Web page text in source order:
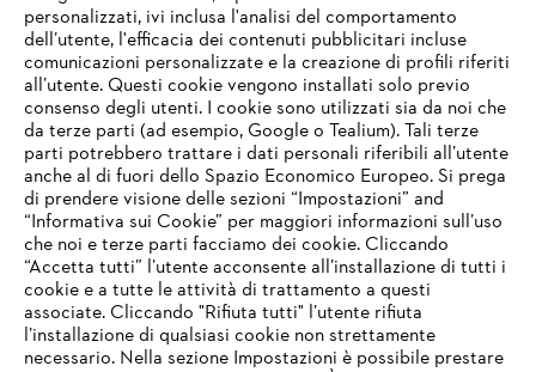
L’azienda
STIHL FAQ
Service
IHR BROWSER WIRD NICHT
UNTERSTÜTZT
Sie nutzen einen Browser, den wir noch nicht unterstützen. Für
personalizzati, ivi inclusa l'analisi del comportamento
dell’utente, l'efficacia dei contenuti pubblicitari incluse
comunicazioni personalizzate e la creazione di profili riferiti
all’utente. Questi cookie vengono installati solo previo
consenso degli utenti. I cookie sono utilizzati sia da noi che
da terze parti (ad esempio, Google o Tealium). Tali terze
parti potrebbero trattare i dati personali riferibili all’utente
anche al di fuori dello Spazio Economico Europeo. Si prega
di prendere visione delle sezioni “Impostazioni” and
“Informativa sui Cookie” per maggiori informazioni sull’uso
che noi e terze parti facciamo dei cookie. Cliccando
“Accetta tutti” l’utente acconsente all’installazione di tutti i
cookie e a tutte le attività di trattamento a questi
associate. Cliccando "Rifiuta tutti" l’utente rifiuta
l’installazione di qualsiasi cookie non strettamente
necessario. Nella sezione Impostazioni è possibile prestare